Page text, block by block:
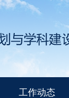
工作动态